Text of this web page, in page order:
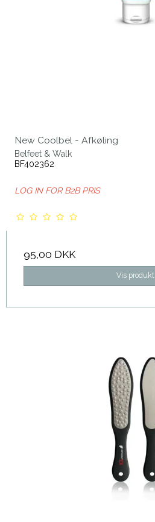
New Coolbel - Afkøling
Belfeet & Walk
BF402362
LOG IN FOR B2B PRIS
95,00 DKK
Vis produkt